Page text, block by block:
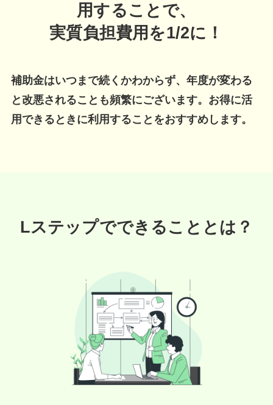
用することで、
実質負担費用を1/2に！
補助金はいつまで続くかわからず、年度が変わる
と改悪されることも頻繁にございます。お得に活
用できるときに利用することをおすすめします。
Lステップでできることとは？